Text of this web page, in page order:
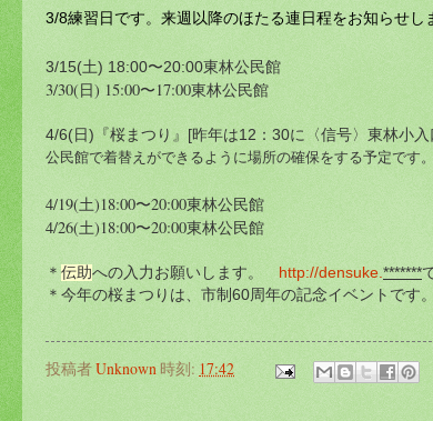
3/8練習日です。来週以降のほたる連日程をお知らせし
3/15(土) 18:00〜20:00東林公民館
3/30(日) 15:00〜17:00東林公民館
4/6(日)『桜まつり』[昨年は12：30に〈信号〉東林小
公民館で着替えができるように場所の確保をする予定です。
4/19(土)18:00〜20:00東林公民館
4/26(土)18:00〜20:00東林公民館
＊ 伝助への入力お願いします。 http://densuke. *******
＊今年の桜まつりは、市制60周年の記念イベントです。
投稿者Unknown 時刻: 17:42